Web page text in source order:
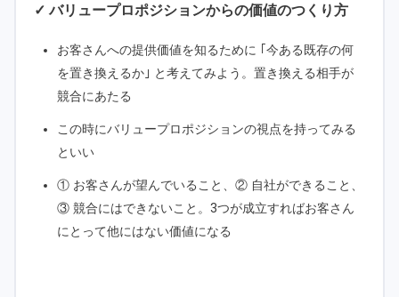
✓ バリュープロポジションからの価値のつくり方
お客さんへの提供価値を知るために ｢今ある既存の何
を置き換えるか｣ と考えてみよう。置き換える相手が
競合にあたる
この時にバリュープロポジションの視点を持ってみる
といい
① お客さんが望んでいること、② 自社ができること、
③ 競合にはできないこと。3つが成立すればお客さん
にとって他にはない価値になる